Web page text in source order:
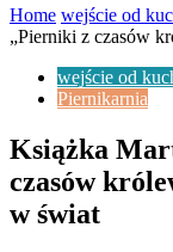
Home wejście od
„Pierniki z czasów
wejście od
Piernikarnia
Książka
czasów
w świat